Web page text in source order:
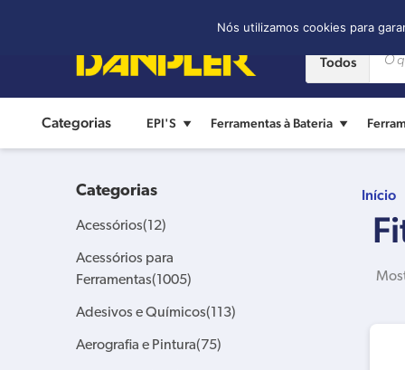
Todos
Categorias EPI'S Ferramentas à Bateria
Início
Categorias
Acessórios(12)
Acessórios para
Ferramentas(1005)
Adesivos e Químicos(113)
Aerografia e Pintura(75)
Nós utilizamos cookies para